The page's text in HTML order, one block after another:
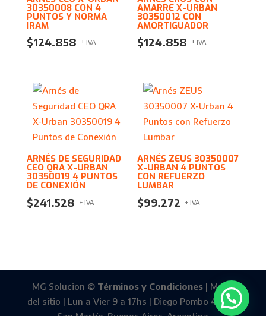
30350008 CON 4
PUNTOS Y NORMA
IRAM
$124.858 + IVA
AMARRE X-URBAN
30350012 CON
AMORTIGUADOR
$124.858 + IVA
ARNÉS DE SEGURIDAD
CEO QRA X-URBAN
30350019 4 PUNTOS
DE CONEXIÓN
$241.528 + IVA
ARNÉS ZEUS 30350007
X-URBAN 4 PUNTOS
CON REFUERZO
LUMBAR
$99.272 + IVA
MG Solucion © Términos y Condiciones| Mapa
del sitio | Lun a Vier 9 a 17hs | Diego Pombo 4588 -